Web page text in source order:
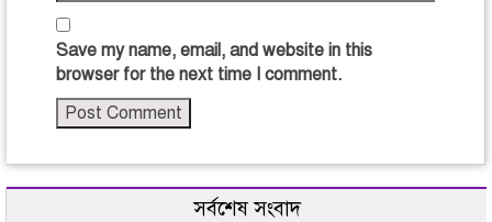
Save my name, email, and website in this
browser for the next time I comment.
সর্বশেষ সংবাদ